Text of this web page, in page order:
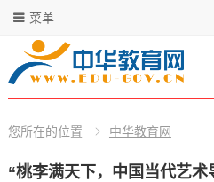
菜单
您所在的位置 中华教育网
“桃李满天下，中国当代艺